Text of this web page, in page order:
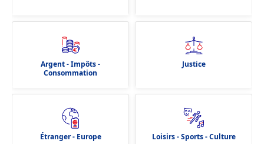
Argent - Impôts -
Consommation
Justice
Étranger - Europe Loisirs - Sports - Culture